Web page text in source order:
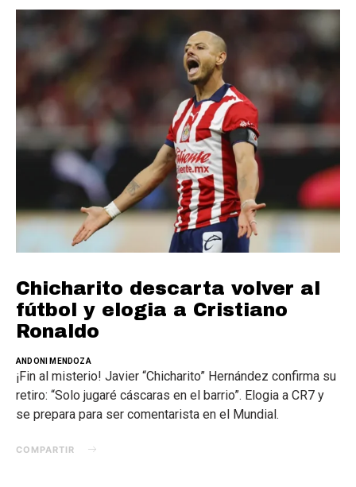
Chicharito descarta volver al
fútbol y elogia a Cristiano
Ronaldo
ANDONI MENDOZA
¡Fin al misterio! Javier “Chicharito” Hernández confirma su
retiro: “Solo jugaré cáscaras en el barrio”. Elogia a CR7 y
se prepara para ser comentarista en el Mundial.
COMPARTIR